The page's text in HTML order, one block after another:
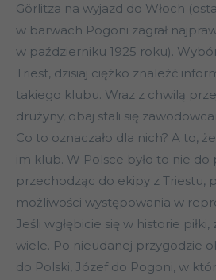
Görlitza na wyjazd do Włoch
w barwach Pogoni zagrał
w październiku 1925 roku).
Triest, dzisiaj ciężko znaleźć
takiego klubu. Wraz z chwilą
drużyny, obaj stali się
Co to oznaczało dla nich? A to,
im klub. W Polsce było to nie do
przechodząc do ekipy z Triestu,
możliwości występowania w
Jeśli wgłębicie się w historie
wiele. Po nieudanej przygodzie
do Polski, Józef do Pogoni, w